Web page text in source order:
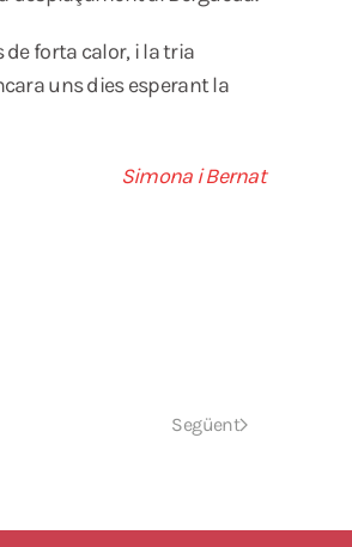
forta calor, i la tria
uns dies esperant la
Simona i Bernat
Següent